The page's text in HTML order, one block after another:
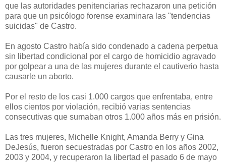
que las autoridades penitenciarias rechazaron una petición
para que un psicólogo forense examinara las "tendencias
suicidas" de Castro.
En agosto Castro había sido condenado a cadena perpetua
sin libertad condicional por el cargo de homicidio agravado
por golpear a una de las mujeres durante el cautiverio hasta
causarle un aborto.
Por el resto de los casi 1.000 cargos que enfrentaba, entre
ellos cientos por violación, recibió varias sentencias
consecutivas que sumaban otros 1.000 años más en prisión.
Las tres mujeres, Michelle Knight, Amanda Berry y Gina
DeJesús, fueron secuestradas por Castro en los años 2002,
2003 y 2004, y recuperaron la libertad el pasado 6 de mayo